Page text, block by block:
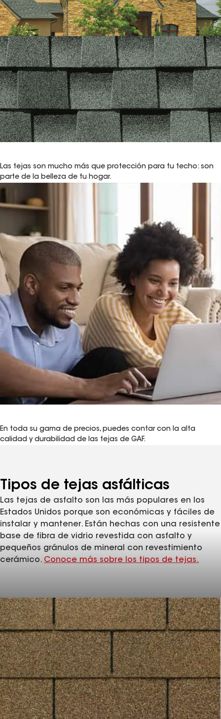
Tu región
Tu estilo
Las tejas son mucho más que protección para tu techo: son
parte de la belleza de tu hogar.
Tu presupuesto
En toda su gama de precios, puedes contar con la alta
calidad y durabilidad de las tejas de GAF.
Tipos de tejas asfálticas
Las tejas de asfalto son las más populares en los
Estados Unidos porque son económicas y fáciles de
instalar y mantener. Están hechas con una resistente
base de fibra de vidrio revestida con asfalto y
pequeños gránulos de mineral con revestimiento
cerámico. Conoce más sobre los tipos de tejas.